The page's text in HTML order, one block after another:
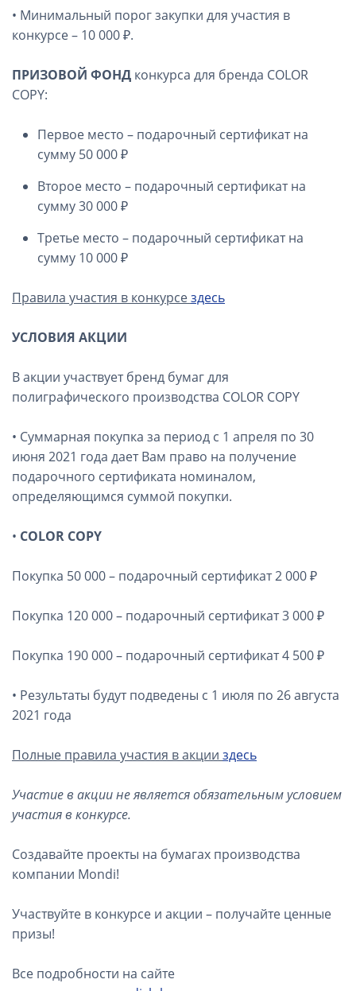
• Минимальный порог закупки для участия в
конкурсе – 10 000 ₽.
ПРИЗОВОЙ ФОНД конкурса для бренда COLOR
COPY:
Первое место – подарочный сертификат на
сумму 50 000 ₽
Второе место – подарочный сертификат на
сумму 30 000 ₽
Третье место – подарочный сертификат на
сумму 10 000 ₽
Правила участия в конкурсездесь
УСЛОВИЯ АКЦИИ
В акции участвует бренд бумаг для
полиграфического производства COLOR COPY
• Суммарная покупка за период с 1 апреля по 30
июня 2021 года дает Вам право на получение
подарочного сертификата номиналом,
определяющимся суммой покупки.
• COLOR COPY
Покупка 50 000 – подарочный сертификат 2 000 ₽
Покупка 120 000 – подарочный сертификат 3 000 ₽
Покупка 190 000 – подарочный сертификат 4 500 ₽
• Результаты будут подведены с 1 июля по 26 августа
2021 года
Полные правила участия в акции здесь
Участие в акции не является обязательным условием
участия в конкурсе.
Создавайте проекты на бумагах производства
компании Mondi!
Участвуйте в конкурсе и акции – получайте ценные
призы!
Все подробности на сайте